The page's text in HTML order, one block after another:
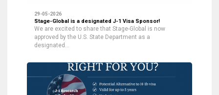
29-05-2026
Stage-Global is a designated J-1 Visa Sponsor!
We are excited to share that Stage-Global is now
approved by the U.S. State Department as a
designated…